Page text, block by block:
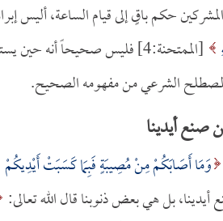
حكم باقٍ إلى قيام الساعة، أليس
[الممتحنة:4] فليس صحيحاً
الشرعي من مفهومه الصحيح.
صنع أيدينا
وَمَا أَصَابَكُمْ مِنْ مُصِيبَةٍ فَبِمَا كَسَبَتْ أَيْدِيكُمْ
بل هي بعض ذنوبنا قال الله تعالى: